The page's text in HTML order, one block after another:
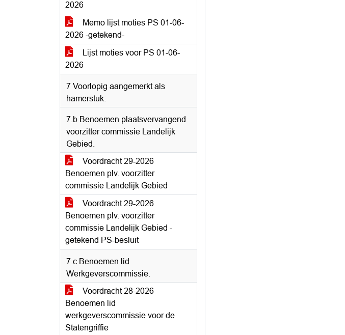
2026
Memo lijst moties PS 01-06-
2026 -getekend-
Lijst moties voor PS 01-06-
2026
7 Voorlopig aangemerkt als
hamerstuk:
7.b Benoemen plaatsvervangend
voorzitter commissie Landelijk
Gebied.
Voordracht 29-2026
Benoemen plv. voorzitter
commissie Landelijk Gebied
Voordracht 29-2026
Benoemen plv. voorzitter
commissie Landelijk Gebied -
getekend PS-besluit
7.c Benoemen lid
Werkgeverscommissie.
Voordracht 28-2026
Benoemen lid
werkgeverscommissie voor de
Statengriffie